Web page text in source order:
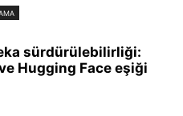
sürdürülebilirliği:
Hugging Face eşiği